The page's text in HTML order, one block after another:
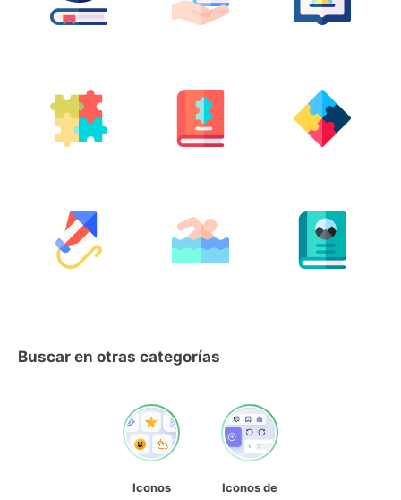
Buscar en otras categorías
Iconos
Iconos de